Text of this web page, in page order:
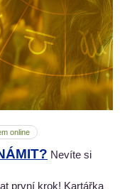
online
Nevíte si
první krok! Kartářka